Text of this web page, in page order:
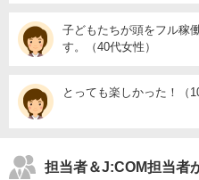
子どもたちが頭をフル稼
す。（40代女性）
とっても楽しかった！（
担当者＆J:COM担当者